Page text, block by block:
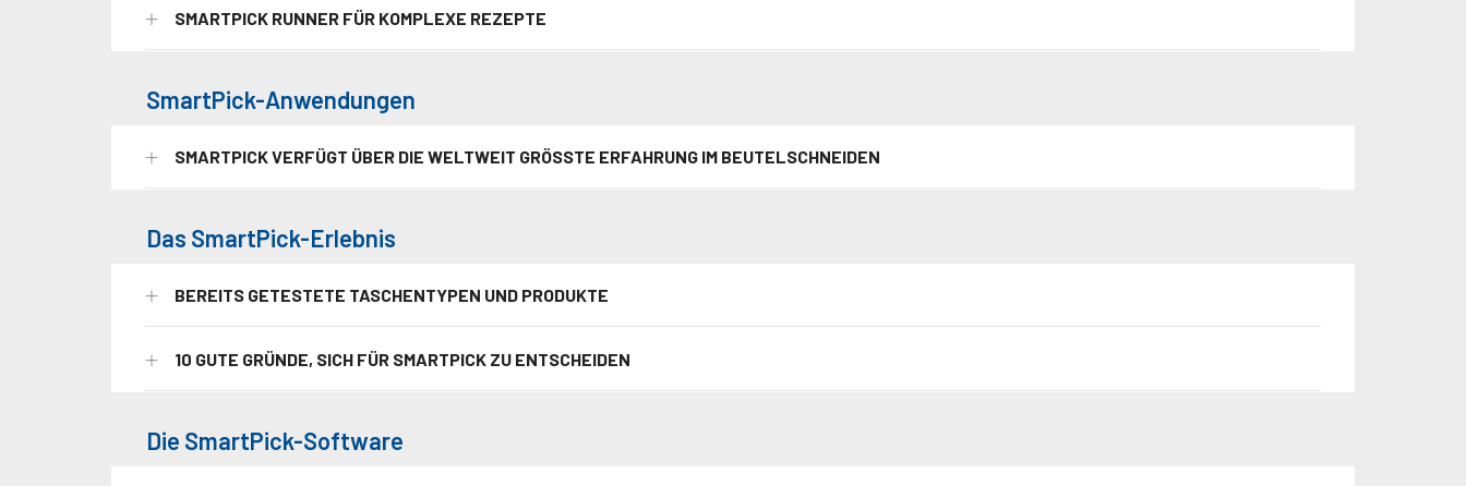
SMARTPICK RUNNER FÜR KOMPLEXE REZEPTE
SmartPick-Anwendungen
SMARTPICK VERFÜGT ÜBER DIE WELTWEIT GRÖSSTE ERFAHRUNG IM BEUTELSCHNEIDEN
Das SmartPick-Erlebnis
BEREITS GETESTETE TASCHENTYPEN UND PRODUKTE
10 GUTE GRÜNDE, SICH FÜR SMARTPICK ZU ENTSCHEIDEN
Die SmartPick-Software